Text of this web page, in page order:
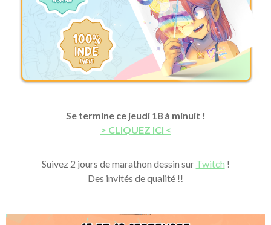
Se termine ce jeudi 18 à minuit !
> CLIQUEZ ICI <
Suivez 2 jours de marathon dessin sur Twitch !
Des invités de qualité !!